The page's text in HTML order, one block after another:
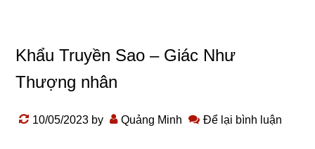
Khẩu Truyền Sao – Giác Như
Thượng nhân
10/05/2023 by Quảng Minh Để lại bình luận